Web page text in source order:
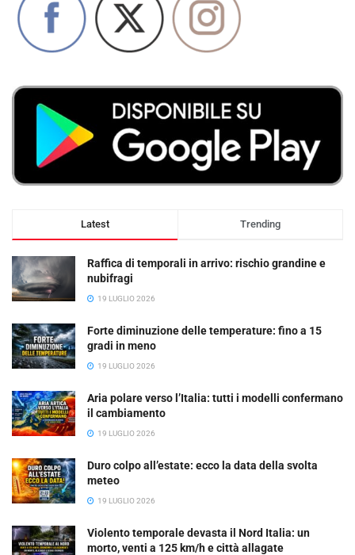
Latest Trending
Raffica di temporali in arrivo: rischio grandine e
nubifragi
19 LUGLIO 2026
Forte diminuzione delle temperature: fino a 15
gradi in meno
19 LUGLIO 2026
Aria polare verso l’Italia: tutti i modelli confermano
il cambiamento
19 LUGLIO 2026
Duro colpo all’estate: ecco la data della svolta
meteo
19 LUGLIO 2026
Violento temporale devasta il Nord Italia: un
morto, venti a 125 km/h e città allagate